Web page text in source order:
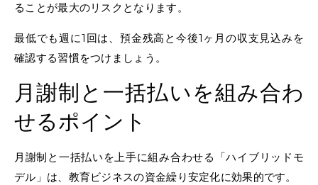
ることが最大のリスクとなります。
最低でも週に1回は、預金残高と今後1ヶ月の収支見込みを
確認する習慣をつけましょう。
月謝制と一括払いを組み合わ
せるポイント
月謝制と一括払いを上手に組み合わせる「ハイブリッドモ
デル」は、教育ビジネスの資金繰り安定化に効果的です。